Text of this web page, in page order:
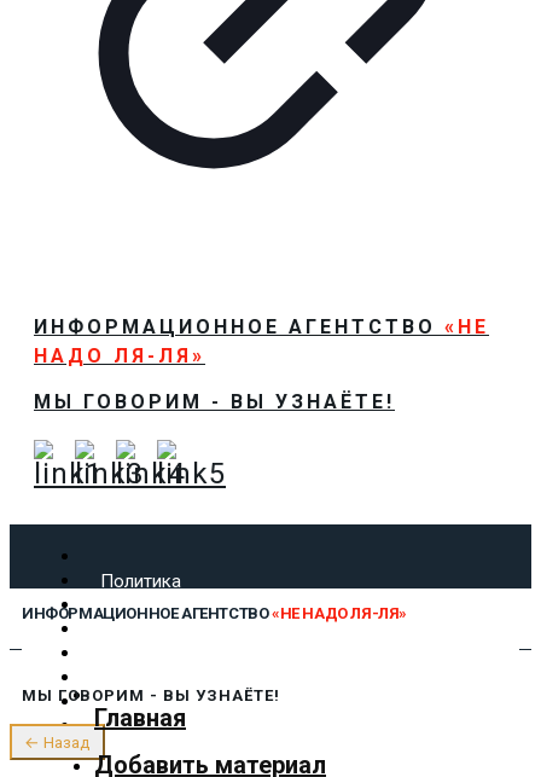
ИНФОРМАЦИОННОЕ АГЕНТСТВО «НЕ
НАДО ЛЯ-ЛЯ»
МЫ ГОВОРИМ - ВЫ УЗНАЁТЕ!
Политика
Экономика
Культура
Предложить новость
О нас
ИНФОРМАЦИОННОЕ АГЕНТСТВО«НЕ НАДО ЛЯ-ЛЯ»
Главная
Добавить материал
МЫ ГОВОРИМ - ВЫ УЗНАЁТЕ!
← Назад